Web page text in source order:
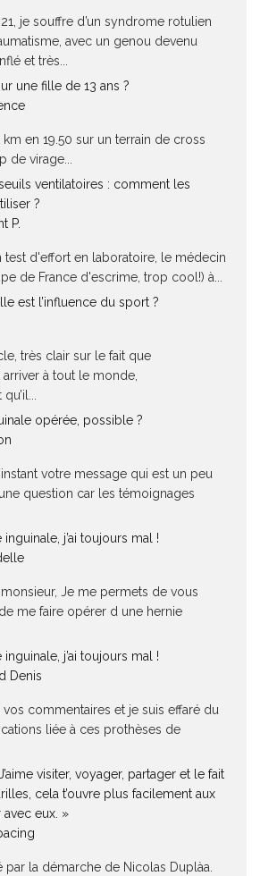
je souffre d’un syndrome rotulien
avec un genou devenu
et très...
une fille de 13 ans ?
en 19.50 sur un terrain de cross
virage...
ventilatoires : comment les
?
P.
test d'effort en laboratoire, le médecin
de France d'escrime, trop cool!) à...
est l’influence du sport ?
très clair sur le fait que
arriver à tout le monde,
opérée, possible ?
votre message qui est un peu
une question car les témoignages
inguinale, j’ai toujours mal !
Je me permets de vous
me faire opérer d une hernie
inguinale, j’ai toujours mal !
Denis
vos commentaires et je suis effaré du
liée à ces prothèses de
visiter, voyager, partager et le fait
cela t’ouvre plus facilement aux
eux. »
par la démarche de Nicolas Duplàa.